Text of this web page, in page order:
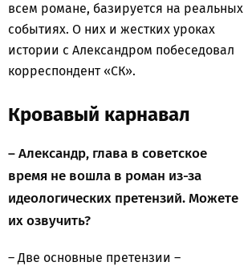
всем романе, базируется на реальных
событиях. О них и жестких уроках
истории с Александром побеседовал
корреспондент «СК».
Кровавый карнавал
– Александр, глава в советское
время не вошла в роман из-за
идеологических претензий. Можете
их озвучить?
– Две основные претензии –